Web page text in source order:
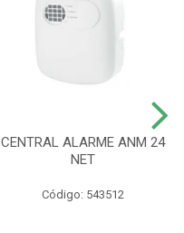
CENTRAL ALARME ANM 24
NET
Código: 543512